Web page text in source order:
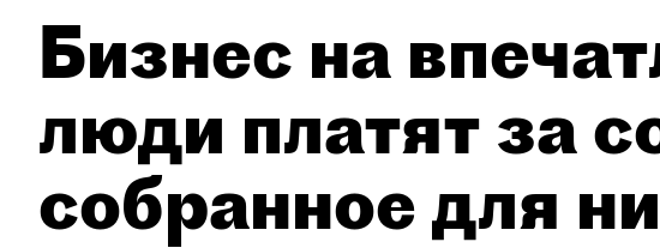
Бизнес на
люди платят за
собранное для